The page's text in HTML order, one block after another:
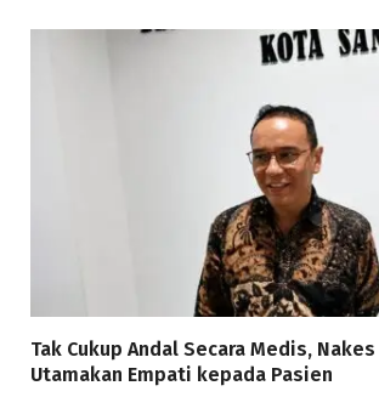
Tak Cukup Andal Secara Medis,
Utamakan Empati kepada Pasien